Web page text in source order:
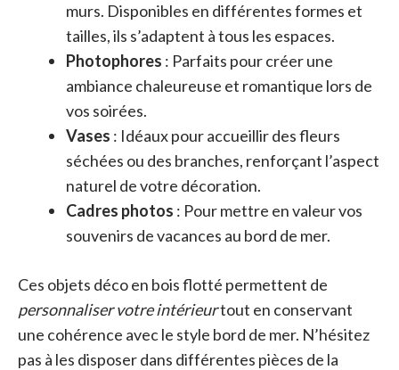
murs. Disponibles en différentes formes et
tailles, ils s’adaptent à tous les espaces.
Photophores : Parfaits pour créer une
ambiance chaleureuse et romantique lors de
vos soirées.
Vases : Idéaux pour accueillir des fleurs
séchées ou des branches, renforçant l’aspect
naturel de votre décoration.
Cadres photos : Pour mettre en valeur vos
souvenirs de vacances au bord de mer.
Ces objets déco en bois flotté permettent de
personnaliser votre intérieurtout en conservant
une cohérence avec le style bord de mer. N’hésitez
pas à les disposer dans différentes pièces de la